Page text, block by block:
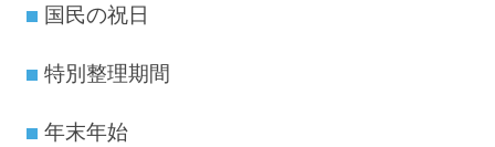
国民の祝日
特別整理期間
年末年始